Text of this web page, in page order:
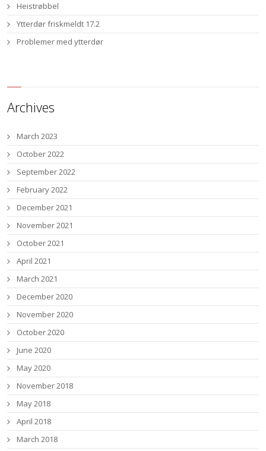
Heistrøbbel
Ytterdør friskmeldt 17.2
Problemer med ytterdør
Archives
March 2023
October 2022
September 2022
February 2022
December 2021
November 2021
October 2021
April 2021
March 2021
December 2020
November 2020
October 2020
June 2020
May 2020
November 2018
May 2018
April 2018
March 2018